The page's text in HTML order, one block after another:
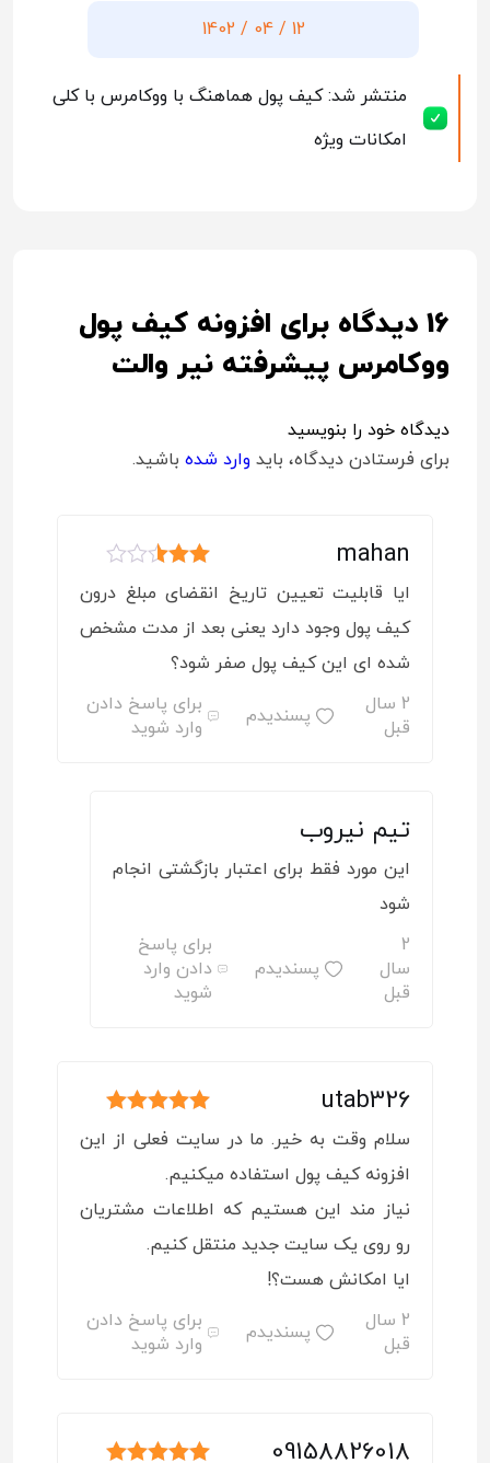
12 / 04 / 1402
منتشر شد: کیف پول هماهنگ با ووکامرس با کلی
امکانات ویژه
16 دیدگاه برای
افزونه کیف پول
ووکامرس پیشرفته نیر والت
دیدگاه خود را بنویسید
برای فرستادن دیدگاه، باید وارد شده باشید.
mahan
2
از 5
ایا قابلیت تعیین تاریخ انقضای مبلغ درون
کیف پول وجود دارد یعنی بعد از مدت مشخص
شده ای این کیف پول صفر شود؟
2 سال
قبل
پسندیدم
برای پاسخ دادن
وارد شوید
تیم نیروب
این مورد فقط برای اعتبار بازگشتی انجام
شود
2
سال
قبل
پسندیدم
برای پاسخ
دادن وارد
شوید
utab326
امتیاز
5
سلام وقت به خیر. ما در سایت فعلی از این
افزونه کیف پول استفاده میکنیم.
نیاز مند این هستیم که اطلاعات مشتریان
رو روی یک سایت جدید منتقل کنیم.
ایا امکانش هست؟!
2 سال
قبل
پسندیدم
برای پاسخ دادن
وارد شوید
09158826018